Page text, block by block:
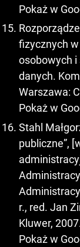
Pokaż w
fizycznych
osobowych i
danych.
Warszawa:
Pokaż w
Stahl
publiczne”,
r., red. Jan
Kluwer,
Pokaż w